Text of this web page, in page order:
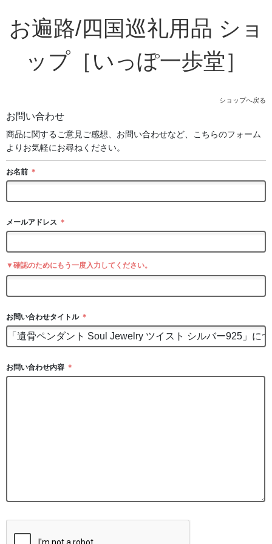
お遍路/四国巡礼用品 ショ
ップ［いっぽ一歩堂］
ショップへ戻る
お問い合わせ
商品に関するご意見ご感想、お問い合わせなど、こちらのフォーム
よりお気軽にお尋ねください。
お名前 ＊
メールアドレス ＊
▼確認のためにもう一度入力してください。
お問い合わせタイトル ＊
お問い合わせ内容 ＊